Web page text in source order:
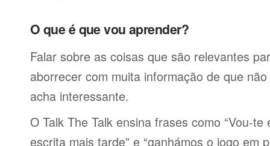
O que é que vou aprender?
Falar sobre as coisas que são relevantes
aborrecer com muita informação de que
acha interessante.
O Talk The Talk ensina frases como “Vou-
escrita mais tarde” e “ganhámos o jogo em